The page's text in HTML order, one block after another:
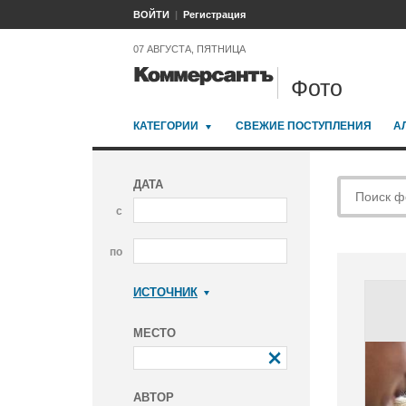
ВОЙТИ Регистрация
07 АВГУСТА, ПЯТНИЦА
Фото
КАТЕГОРИИ СВЕЖИЕ ПОСТУПЛЕНИЯ
ДАТА
с
по
ИСТОЧНИК
МЕСТО
АВТОР